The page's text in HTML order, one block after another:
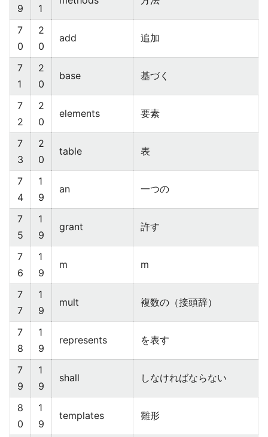
9
1
7
0
2
0
add 追加
7
1
2
0
base 基づく
7
2
2
0
elements 要素
7
3
2
0
table 表
7
4
1
9
an 一つの
7
5
1
9
grant 許す
7
6
1
9
m m
7
7
1
9
mult 複数の（接頭辞）
7
8
1
9
represents を表す
7
9
1
9
shall しなければならない
8
0
1
9
templates 雛形